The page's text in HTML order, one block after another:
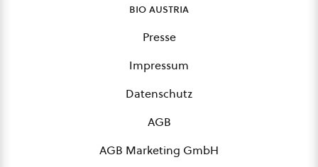
bio austria
Presse
Impressum
Datenschutz
AGB
AGB Marketing GmbH